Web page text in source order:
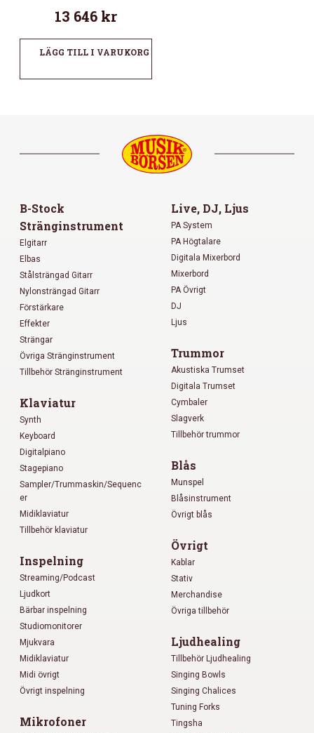
13 646 kr
LÄGG TILL I VARUKORG
B-Stock
Stränginstrument
Elgitarr
Elbas
Stålsträngad Gitarr
Nylonsträngad Gitarr
Förstärkare
Effekter
Strängar
Övriga Stränginstrument
Tillbehör Stränginstrument
Klaviatur
Synth
Keyboard
Digitalpiano
Stagepiano
Sampler/Trummaskin/Sequenc
er
Midiklaviatur
Tillbehör klaviatur
Inspelning
Streaming/Podcast
Ljudkort
Bärbar inspelning
Studiomonitorer
Mjukvara
Midiklaviatur
Midi övrigt
Övrigt inspelning
Mikrofoner
Live, DJ, Ljus
PA System
PA Högtalare
Digitala Mixerbord
Mixerbord
PA Övrigt
DJ
Ljus
Trummor
Akustiska Trumset
Digitala Trumset
Cymbaler
Slagverk
Tillbehör trummor
Blås
Munspel
Blåsinstrument
Övrigt blås
Övrigt
Kablar
Stativ
Merchandise
Övriga tillbehör
Ljudhealing
Tillbehör Ljudhealing
Singing Bowls
Singing Chalices
Tuning Forks
Tingsha